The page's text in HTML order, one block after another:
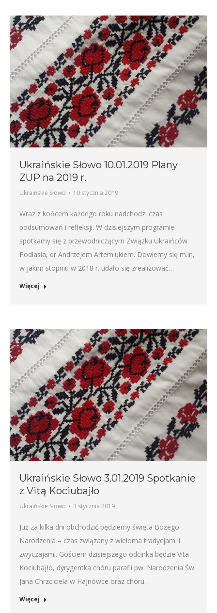
Ukraińskie Słowo 10.01.2019 Plany
ZUP na 2019 r.
Ukraińskie Słowo 10 stycznia 2019
Wraz z końcem każdego roku nadchodzi czas
podsumowań i refleksji. W dzisiejszym programie
spotkamy się z przewodniczącym Związku Ukraińców
Podlasia, dr Andrzejem Artemiukiem. Dowiemy się m.in,
w jakim stopniu w 2018 r. udało się zrealizować…
Więcej
Ukraińskie Słowo 3.01.2019 Spotkanie
z Vitą Kociubajło
Ukraińskie Słowo 3 stycznia 2019
Już za kilka dni obchodzić będziemy święta Bożego
Narodzenia – czas związany z wieloma tradycjami i
zwyczajami. Gościem dzisiejszego odcinka będzie Vita
Kociubajło, dyrygentka chóru parafii pw. Narodzenia Św.
Jana Chrzciciela w Hajnówce oraz chóru…
Więcej